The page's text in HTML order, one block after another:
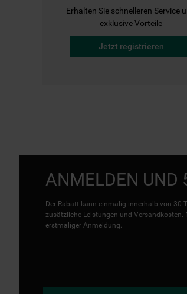
Erhalten Sie schnelleren Service
exklusive Vorteile
Jetzt registrieren
ANMELDEN UND
Der Rabatt kann einmalig innerhalb von 30
zusätzliche Leistungen und
erstmaliger Anmeldung.